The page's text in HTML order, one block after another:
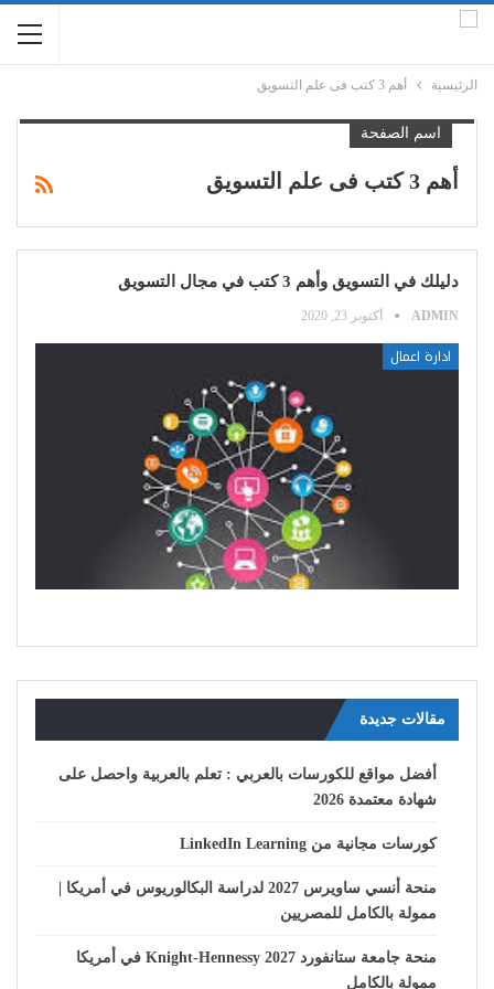
الرئيسية أهم 3 كتب فى علم التسويق
اسم الصفحة
أهم 3 كتب فى علم التسويق
دليلك في التسويق وأهم 3 كتب في مجال التسويق
ADMIN أكتوبر 23, 2020
ادارة اعمال
مقالات جديدة
أفضل مواقع للكورسات بالعربي : تعلم بالعربية واحصل على
شهادة معتمدة 2026
كورسات مجانية من LinkedIn Learning
منحة أنسي ساويرس 2027 لدراسة البكالوريوس في أمريكا |
ممولة بالكامل للمصريين
منحة جامعة ستانفورد Knight-Hennessy 2027 في أمريكا
ممولة بالكامل